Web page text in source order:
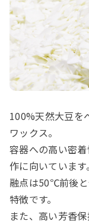
100%天然大豆を
ワックス。
容器への高い密
作に向いています。
融点は50℃前後
特徴です。
また、高い芳香